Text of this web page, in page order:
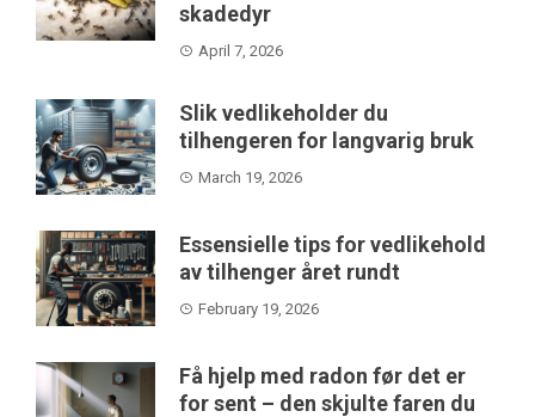
skadedyr
April 7, 2026
Slik vedlikeholder du
tilhengeren for langvarig bruk
March 19, 2026
Essensielle tips for vedlikehold
av tilhenger året rundt
February 19, 2026
Få hjelp med radon før det er
for sent – den skjulte faren du